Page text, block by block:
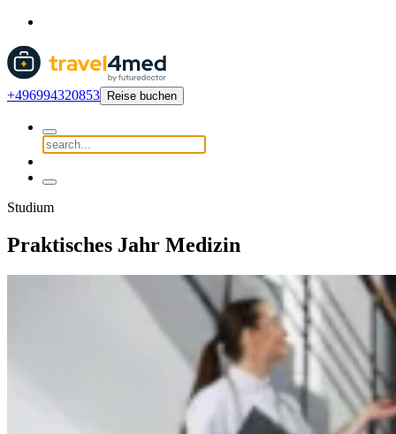
+496994320853 Reise buchen
Studium
Praktisches Jahr Medizin